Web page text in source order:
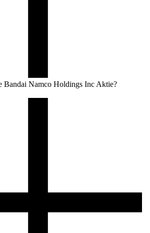
Bandai Namco Holdings Inc Aktie?